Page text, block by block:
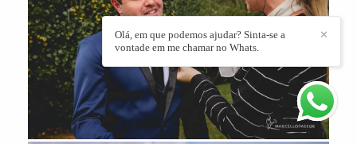
✕
Olá, em que podemos ajudar? Sinta-se a
vontade em me chamar no Whats.